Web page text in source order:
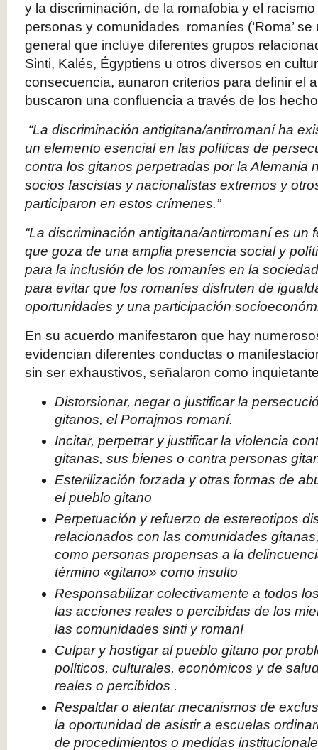
y la discriminación, de la romafobia y el
personas y comunidades romaníes (‘Roma’
general que incluye diferentes grupos
Sinti, Kalés, Égyptiens u otros diversos en
consecuencia, aunaron criterios para definir el
buscaron una confluencia a través de los
“La discriminación antigitana/antirromaní ha
un elemento esencial en las políticas de
contra los gitanos perpetradas por la Alemania
socios fascistas y nacionalistas extremos y
participaron en estos crímenes.”
“La discriminación antigitana/antirromaní es un
que goza de una amplia presencia social y
para la inclusión de los romaníes en la
para evitar que los romaníes disfruten de
oportunidades y una participación
En su acuerdo manifestaron que hay
evidencian diferentes conductas o
sin ser exhaustivos, señalaron como
Distorsionar, negar o justificar la
gitanos, el Porrajmos romaní.
Incitar, perpetrar y justificar la violencia
gitanas, sus bienes o contra personas
Esterilización forzada y otras formas de
el pueblo gitano
Perpetuación y refuerzo de estereotipos
relacionados con las comunidades
como personas propensas a la
término «gitano» como insulto
Responsabilizar colectivamente a todos
las acciones reales o percibidas de los
las comunidades sinti y romaní
Culpar y hostigar al pueblo gitano por
políticos, culturales, económicos y de
reales o percibidos .
Respaldar o alentar mecanismos de
la oportunidad de asistir a escuelas
de procedimientos o medidas